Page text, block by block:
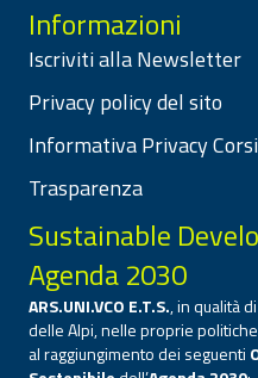
Informazioni
Iscriviti alla Newsletter
Privacy policy del sito
Informativa Privacy
Trasparenza
Sustainable
Agenda 2030
ARS.UNI.VCO E.T.S., in qualità
delle Alpi, nelle proprie
al raggiungimento dei seguenti